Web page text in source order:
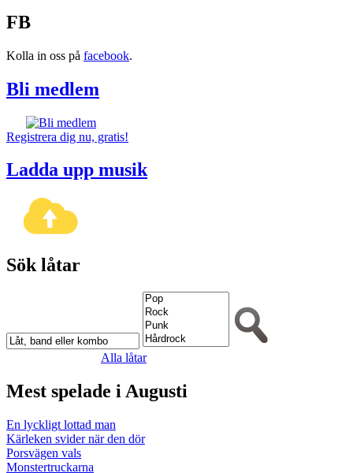
FB
Kolla in oss på facebook.
Bli medlem
Registrera dig nu, gratis!
Ladda upp musik
Sök låtar
Alla låtar
Mest spelade i Augusti
En lyckligt lottad man
Kärleken svider när den dör
Porsvägen vals
Monstertruckarna